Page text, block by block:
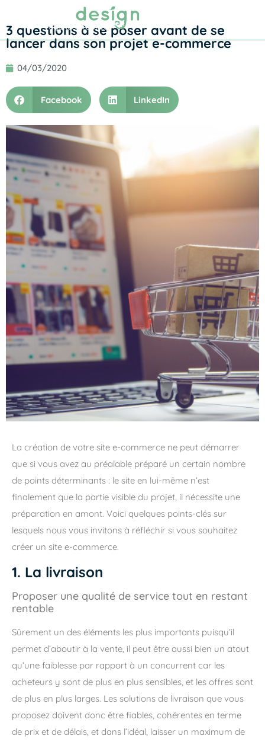
3 questions à se poser avant de se
lancer dans son projet e-commerce
04/03/2020
Facebook LinkedIn
La création de votre site e-commerce ne peut démarrer
que si vous avez au préalable préparé un certain nombre
de points déterminants : le site en lui-même n’est
finalement que la partie visible du projet, il nécessite une
préparation en amont. Voici quelques points-clés sur
lesquels nous vous invitons à réfléchir si vous souhaitez
créer un site e-commerce.
1. La livraison
Proposer une qualité de service tout en restant
rentable
Sûrement un des éléments les plus importants puisqu’il
permet d’aboutir à la vente, il peut être aussi bien un atout
qu’une faiblesse par rapport à un concurrent car les
acheteurs y sont de plus en plus sensibles, et les offres sont
de plus en plus larges. Les solutions de livraison que vous
proposez doivent donc être fiables, cohérentes en terme
de prix et de délais, et dans l’idéal, laisser un maximum de